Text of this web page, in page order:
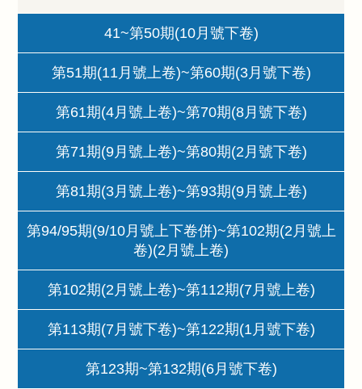
41~第50期(10月號下卷)
第51期(11月號上卷)~第60期(3月號下卷)
第61期(4月號上卷)~第70期(8月號下卷)
第71期(9月號上卷)~第80期(2月號下卷)
第81期(3月號上卷)~第93期(9月號上卷)
第94/95期(9/10月號上下卷併)~第102期(2月號上
卷)(2月號上卷)
第102期(2月號上卷)~第112期(7月號上卷)
第113期(7月號下卷)~第122期(1月號下卷)
第123期~第132期(6月號下卷)